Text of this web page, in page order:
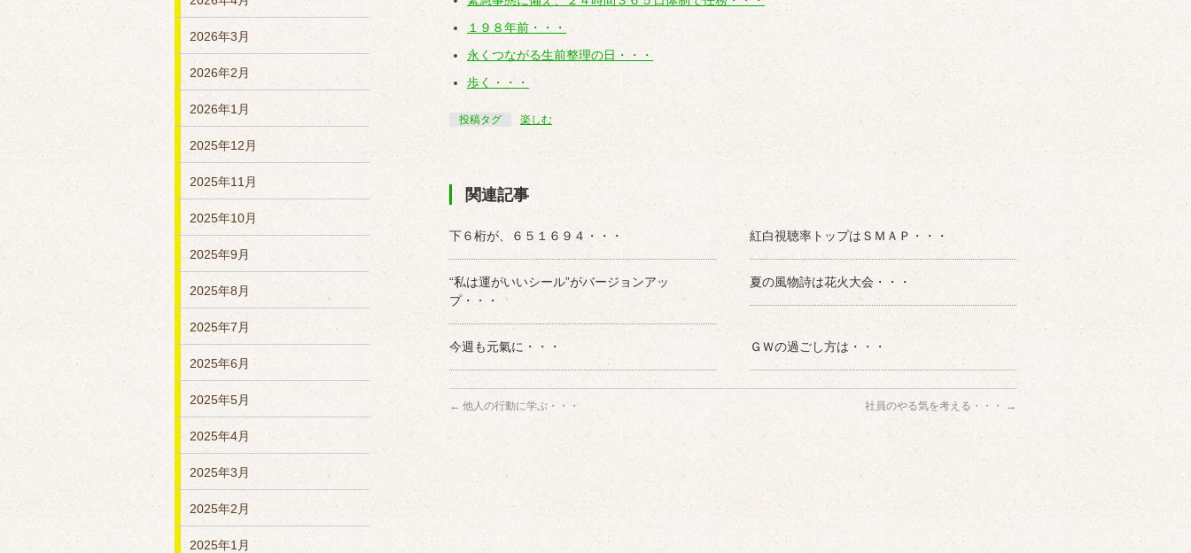
１９８年前・・・
永くつながる生前整理の日・・・
歩く・・・
投稿タグ 楽しむ
関連記事
下６桁が、６５１６９４・・・ 紅白視聴率トップはＳＭＡＰ・・・
“私は運がいいシール”がバージョンアッ
プ・・・
夏の風物詩は花火大会・・・
今週も元氣に・・・ ＧＷの過ごし方は・・・
← 他人の行動に学ぶ・・・ 社員のやる気を考える・・・ →
2026年3月
2026年2月
2026年1月
2025年12月
2025年11月
2025年10月
2025年9月
2025年8月
2025年7月
2025年6月
2025年5月
2025年4月
2025年3月
2025年2月
2025年1月